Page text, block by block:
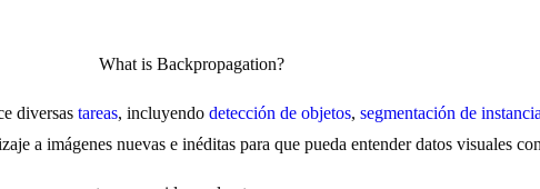
diversas tareas, incluyendo detección de objetos, segmentación de
a imágenes nuevas e inéditas para que pueda entender datos visuales